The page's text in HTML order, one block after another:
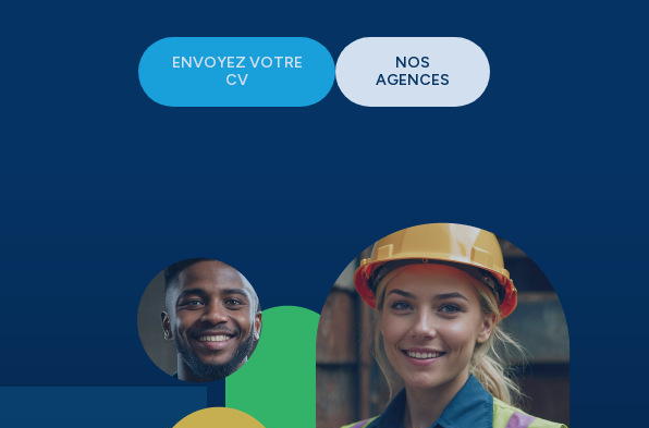
ENVOYEZ VOTRE
CV
NOS
AGENCES